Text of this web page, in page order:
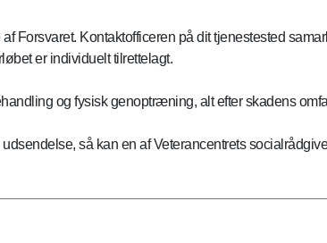
Forsvaret. Kontaktofficeren på dit tjenestested
er individuelt tilrettelagt.
og fysisk genoptræning, alt efter skadens
så kan en af Veterancentrets